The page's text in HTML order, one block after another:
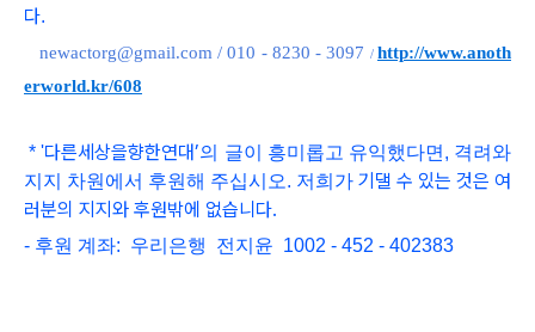
다.
newactorg@gmail.com / 010 - 8230 - 3097 / http://www.anoth
erworld.kr/608
*'다른세상을향한연대’의 글이 흥미롭고 유익했다면, 격려와
지지 차원에서 후원해 주십시오. 저희가 기댈 수 있는 것은 여
러분의 지지와 후원밖에 없습니다.
- 후원 계좌: 우리은행 전지윤 1002 - 452 - 402383